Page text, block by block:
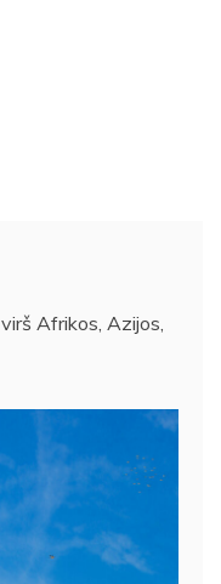
Afrikos, Azijos,